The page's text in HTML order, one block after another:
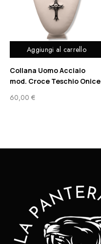
Aggiungi al carrello
Collana Uomo Acciaio
mod. Croce Teschio Onice
60,00 €